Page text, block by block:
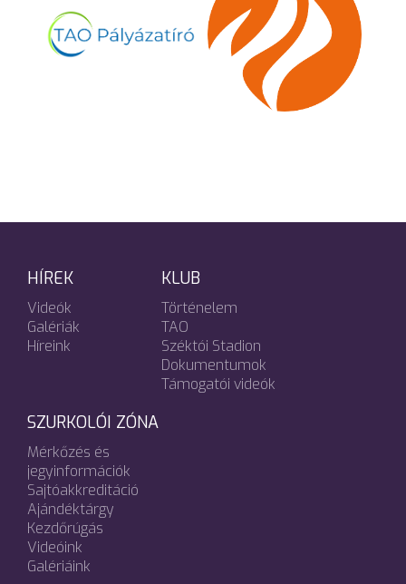
HÍREK
Videók
Galériák
Híreink
KLUB
Történelem
TAO
Széktói Stadion
Dokumentumok
Támogatói videók
SZURKOLÓI ZÓNA
Mérkőzés és
jegyinformációk
Sajtóakkreditáció
Ajándéktárgy
Kezdőrúgás
Videóink
Galériáink